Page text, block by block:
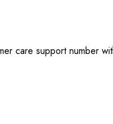
care support number